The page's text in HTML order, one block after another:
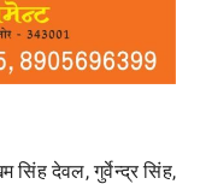
देवल, गुर्वेन्द्र सिंह,